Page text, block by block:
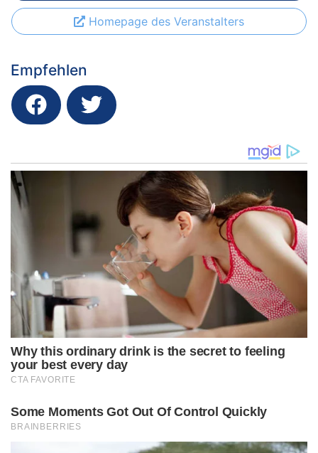
Homepage des Veranstalters
Empfehlen